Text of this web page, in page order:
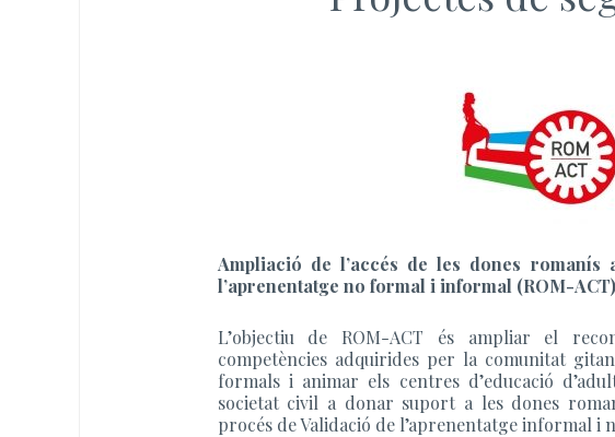
Ampliació de l’accés de les dones romanís
l’aprenentatge no formal i informal (ROM-ACT)
L’objectiu de ROM-ACT és ampliar el
competències adquirides per la comunitat
formals i animar els centres d’educació
societat civil a donar suport a les dones
procés de Validació de l’aprenentatge informal i